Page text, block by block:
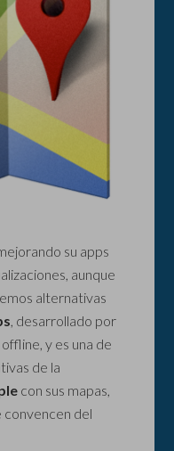
su apps
aunque
alternativas
, desarrollado por
y es una de
de la
con sus mapas,
convencen del